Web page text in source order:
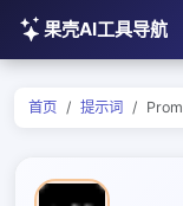
果壳AI工具导航
首页 提示词